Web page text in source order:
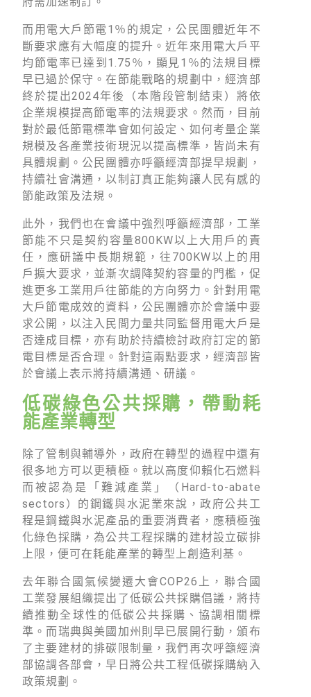
而用電大戶節電1％的規定，公民團體近年不
斷要求應有大幅度的提升。近年來用電大戶平
均節電率已達到1.75％，顯見1％的法規目標
早已過於保守。在節能戰略的規劃中，經濟部
終於提出2024年後（本階段管制結束）將依
企業規模提高節電率的法規要求。然而，目前
對於最低節電標準會如何設定、如何考量企業
規模及各產業技術現況以提高標準，皆尚未有
具體規劃。公民團體亦呼籲經濟部提早規劃，
持續社會溝通，以制訂真正能夠讓人民有感的
節能政策及法規。
此外，我們也在會議中強烈呼籲經濟部，工業
節能不只是契約容量800KW以上大用戶的責
任，應研議中長期規範，往700KW以上的用
戶擴大要求，並漸次調降契約容量的門檻，促
進更多工業用戶往節能的方向努力。針對用電
大戶節電成效的資料，公民團體亦於會議中要
求公開，以注入民間力量共同監督用電大戶是
否達成目標，亦有助於持續檢討政府訂定的節
電目標是否合理。針對這兩點要求，經濟部皆
於會議上表示將持續溝通、研議。
低碳綠色公共採購，帶動耗
能產業轉型
除了管制與輔導外，政府在轉型的過程中還有
很多地方可以更積極。就以高度仰賴化石燃料
而被認為是「難減產業」（​​Hard-to-abate
sectors）的鋼鐵與水泥業來說，政府公共工
程是鋼鐵與水泥產品的重要消費者，應積極強
化綠色採購，為公共工程採購的建材設立碳排
上限，便可在耗能產業的轉型上創造利基。
去年聯合國氣候變遷大會COP26上，聯合國
工業發展組織提出了低碳公共採購倡議，將持
續推動全球性的低碳公共採購、協調相關標
準。而瑞典與美國加州則早已展開行動，頒布
了主要建材的排碳限制量，我們再次呼籲經濟
部協調各部會，早日將公共工程低碳採購納入
政策規劃。